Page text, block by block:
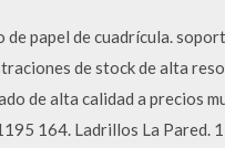
papel de cuadrícula.
de stock de alta
de alta calidad a precios
164. Ladrillos La Pared.